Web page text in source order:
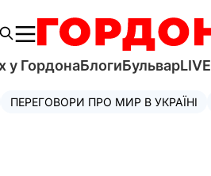
у ГордонаБлогиБульварLIVE
ПЕРЕГОВОРИ ПРО МИР В УКРАЇНІ